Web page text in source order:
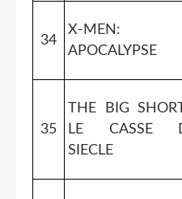
34
X-MEN:
APOCALYPSE
35
THE BIG
LE CASSE
SIECLE